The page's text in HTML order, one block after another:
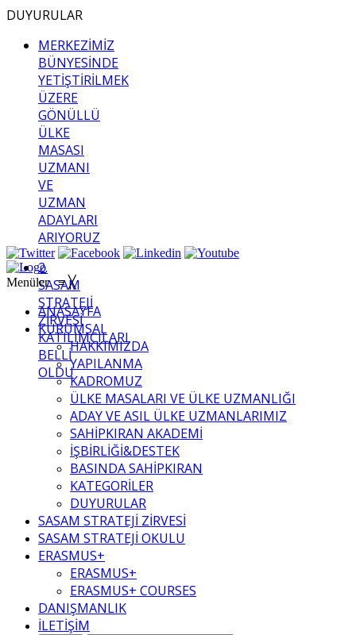
DUYURULAR
MERKEZİMİZ
BÜNYESİNDE
YETİŞTİRİLMEK
ÜZERE
GÖNÜLLÜ
ÜLKE
MASASI
UZMANI
VE
UZMAN
ADAYLARI
ARIYORUZ
2.
SASAM
STRATEJİ
ZİRVESİ
KATILIMCILARI
BELLİ
OLDU
Menüler≡ ╳
ANASAYFA
KURUMSAL
HAKKIMIZDA
YAPILANMA
KADROMUZ
ÜLKE MASALARI VE ÜLKE UZMANLIĞI
ADAY VE ASIL ÜLKE UZMANLARIMIZ
SAHİPKIRAN AKADEMİ
İŞBİRLİĞİ&DESTEK
BASINDA SAHİPKIRAN
KATEGORİLER
DUYURULAR
SASAM STRATEJİ ZİRVESİ
SASAM STRATEJİ OKULU
ERASMUS+
ERASMUS+
ERASMUS+ COURSES
DANIŞMANLIK
İLETİŞİM